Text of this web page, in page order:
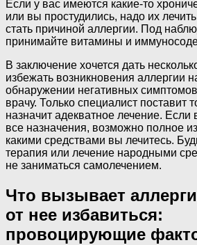
Если у вас имеются какие-то
или вы простудились, надо их
стать причиной аллергии. Под
принимайте витамины и
В заключение хочется дать
избежать возникновения аллергии
обнаружении негативных
врачу. Только специалист поставит
назначит адекватное лечение. Если
все назначения, возможно полное
какими средствами вы лечитесь.
терапия или лечение народными
не заниматься самолечением.
Что вызывает
от нее избавиться:
провоцирующие